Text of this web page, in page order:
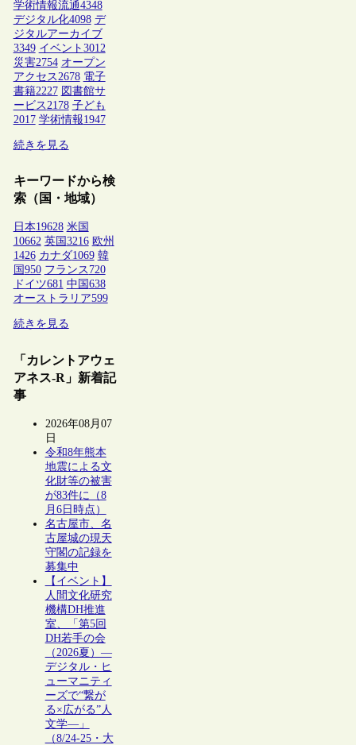
学術情報流通4348
デジタル化4098 デ
ジタルアーカイブ
3349 イベント 3012
災害2754 オープン
アクセス 2678 電子
書籍2227 図書館サ
ービス 2178 子ども
2017 学術情報1947
続きを見る
キーワードから検
索（国・地域）
日本19628 米国
10662 英国 3216 欧州
1426 カナダ1069 韓
国 950 フランス 720
ドイツ681 中国 638
オーストラリア599
続きを見る
「カレントアウェ
アネス-R」新着記
事
2026年08月07
日
令和8年熊本
地震による文
化財等の被害
が83件に（8
月6日時点）
名古屋市、名
古屋城の現天
守閣の記録を
募集中
【イベント】
人間文化研究
機構DH推進
室、「第5回
DH若手の会
（2026夏）―
デジタル・ヒ
ューマニティ
ーズで“繋が
る×広がる”人
文学―」
（8/24-25・大